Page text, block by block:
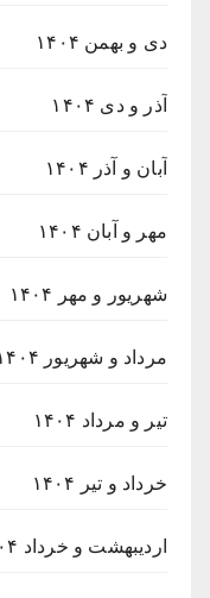
دی و بهمن ۱۴۰۴
آذر و دی ۱۴۰۴
آبان و آذر ۱۴۰۴
مهر و آبان ۱۴۰۴
شهریور و مهر ۱۴۰۴
مرداد و شهریور ۱۴۰۴
تیر و مرداد ۱۴۰۴
خرداد و تیر ۱۴۰۴
اردیبهشت و خرداد ۱۴۰۴